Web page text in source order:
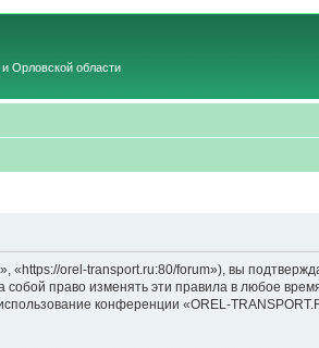
области
orel-transport.ru:80/forum»), вы
право изменять эти правила в любое
конференции «OREL-